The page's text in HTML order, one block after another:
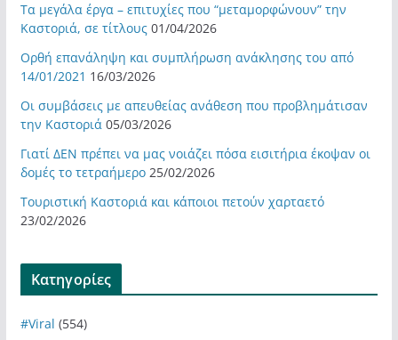
Τα μεγάλα έργα – επιτυχίες που “μεταμορφώνουν” την
Καστοριά, σε τίτλους 01/04/2026
Ορθή επανάληψη και συμπλήρωση ανάκλησης του από
14/01/2021 16/03/2026
Οι συμβάσεις με απευθείας ανάθεση που προβλημάτισαν
την Καστοριά 05/03/2026
Γιατί ΔΕΝ πρέπει να μας νοιάζει πόσα εισιτήρια έκοψαν οι
δομές το τετραήμερο 25/02/2026
Τουριστική Καστοριά και κάποιοι πετούν χαρταετό
23/02/2026
Kατηγορίες
#Viral (554)